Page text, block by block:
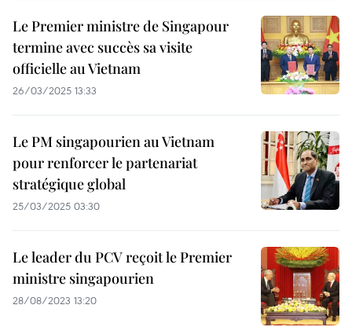
Le Premier ministre de Singapour
termine avec succès sa visite
officielle au Vietnam
26/03/2025 13:33
Le PM singapourien au Vietnam
pour renforcer le partenariat
stratégique global
25/03/2025 03:30
Le leader du PCV reçoit le Premier
ministre singapourien
28/08/2023 13:20